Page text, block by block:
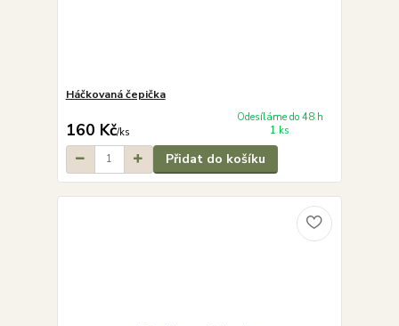
Háčkovaná čepička
160 Kč/ks
Odesíláme do 48 h
1 ks
Přidat do košíku